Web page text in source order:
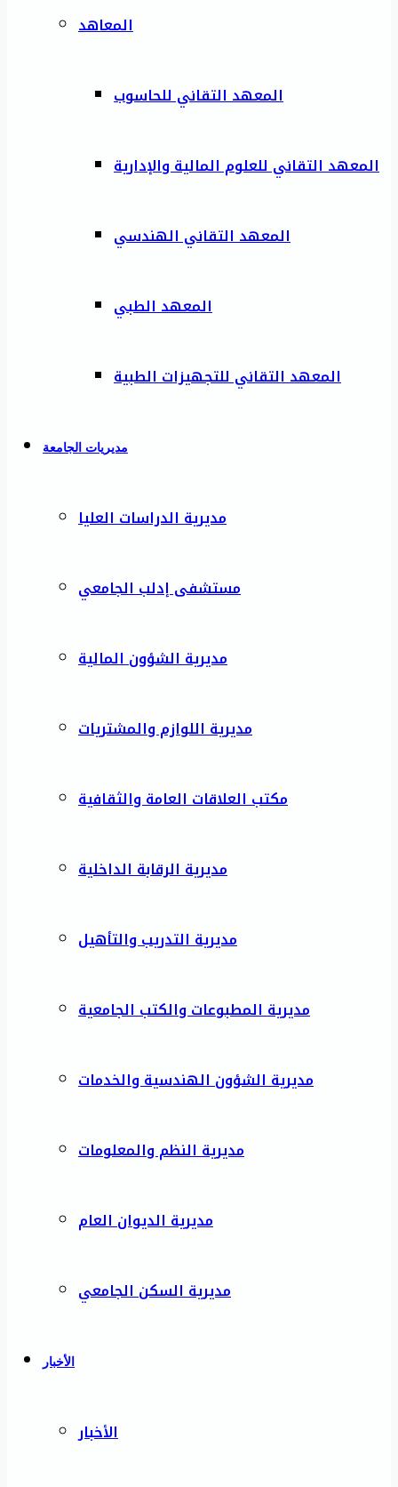
المعاهد
المعهد التقاني للحاسوب
المعهد التقاني للعلوم المالية والإدارية
المعهد التقاني الهندسي
المعهد الطبي
المعهد التقاني للتجهيزات الطبية
مديريات الجامعة
مديرية الدراسات العليا
مستشفى إدلب الجامعي
مديرية الشؤون المالية
مديرية اللوازم والمشتريات
مكتب العلاقات العامة والثقافية
مديرية الرقابة الداخلية
مديرية التدريب والتأهيل
مديرية المطبوعات والكتب الجامعية
مديرية الشؤون الهندسية والخدمات
مديرية النظم والمعلومات
مديرية الديوان العام
مديرية السكن الجامعي
الأخبار
الأخبار